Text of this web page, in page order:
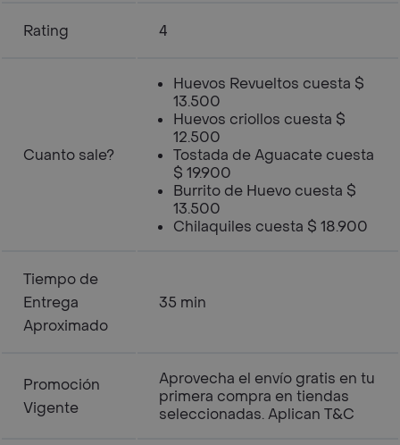
Rating 4
Cuanto sale?
Huevos Revueltos cuesta $
13.500
Huevos criollos cuesta $
12.500
Tostada de Aguacate cuesta
$ 19.900
Burrito de Huevo cuesta $
13.500
Chilaquiles cuesta $ 18.900
Tiempo de
Entrega
Aproximado
35 min
Promoción
Vigente
Aprovecha el envío gratis en tu
primera compra en tiendas
seleccionadas. Aplican T&C